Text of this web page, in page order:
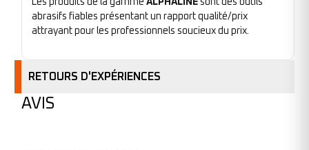
Les produits de la gamme ALPHALINE sont des outils
abrasifs fiables présentant un rapport qualité/prix
attrayant pour les professionnels soucieux du prix.
RETOURS D'EXPÉRIENCES
AVIS